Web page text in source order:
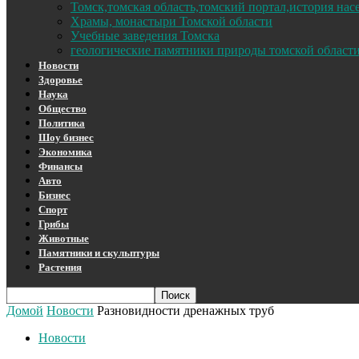
Томск,томская область,томский портал,история
Храмы, монастыри Томской области
Учебные заведения Томска
геологические памятники природы томской области
Новости
Здоровье
Наука
Общество
Политика
Шоу бизнес
Экономика
Финансы
Авто
Бизнес
Спорт
Грибы
Животные
Памятники и скульптуры
Растения
Домой Новости Разновидности дренажных труб
Новости